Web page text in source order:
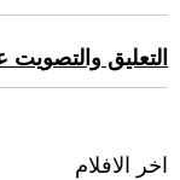
التعليق
اخر الافلام